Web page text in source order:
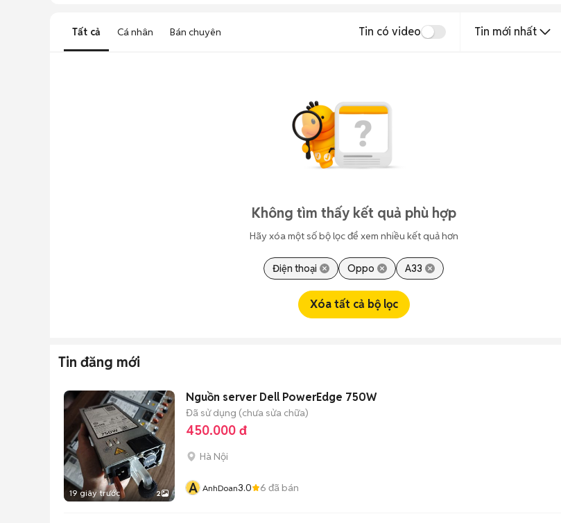
Tất cả Cá nhân Bán chuyên Tin có video Tin mới nhất
Không tìm thấy kết quả phù hợp
Hãy xóa một số bộ lọc để xem nhiều kết quả hơn
Điện thoại Oppo A33
Xóa tất cả bộ lọc
Tin đăng mới
19 giây trước 2
Nguồn server Dell PowerEdge 750W
Đã sử dụng (chưa sửa chữa)
450.000 đ
Hà Nội
A AnhDoan3.0 6 đã bán